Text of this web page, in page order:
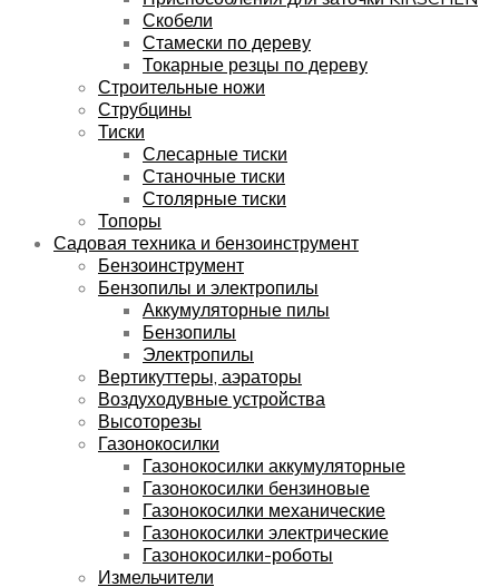
Скобели
Стамески по дереву
Токарные резцы по дереву
Строительные ножи
Струбцины
Тиски
Слесарные тиски
Станочные тиски
Столярные тиски
Топоры
Садовая техника и бензоинструмент
Бензоинструмент
Бензопилы и электропилы
Аккумуляторные пилы
Бензопилы
Электропилы
Вертикуттеры, аэраторы
Воздуходувные устройства
Высоторезы
Газонокосилки
Газонокосилки аккумуляторные
Газонокосилки бензиновые
Газонокосилки механические
Газонокосилки электрические
Газонокосилки-роботы
Измельчители